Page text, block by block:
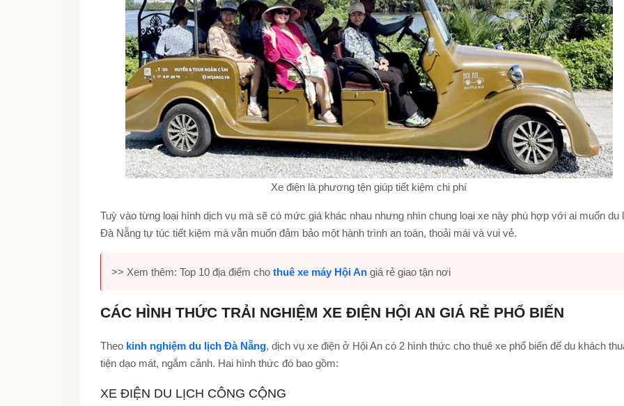
Xe điện là phương tện giúp tiết kiệm chi phí
Tuỳ vào từng loại hình dịch vụ mà sẽ có mức giá khác nhau nhưng nhìn chung loại xe này phù hợp với ai muốn du
Đà Nẵng tự túc tiết kiệm mà vẫn muốn đảm bảo một hành trình an toàn, thoải mái và vui vẻ.
>> Xem thêm: Top 10 địa điểm cho thuê xe máy Hội An giá rẻ giao tận nơi
CÁC HÌNH THỨC TRẢI NGHIỆM XE ĐIỆN HỘI AN GIÁ RẺ PHỔ BIẾN
Theo kinh nghiệm du lịch Đà Nẵng, dịch vụ xe điện ở Hội An có 2 hình thức cho thuê xe phổ biến để du khách
tiện dạo mát, ngắm cảnh. Hai hình thức đó bao gồm:
XE ĐIỆN DU LỊCH CÔNG CỘNG